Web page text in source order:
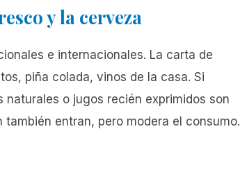
y la cerveza
e internacionales. La carta de
piña colada, vinos de la casa. Si
o jugos recién exprimidos son
entran, pero modera el consumo.